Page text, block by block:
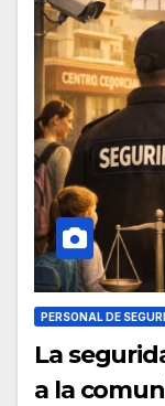
PERSONAL DE
La
a la